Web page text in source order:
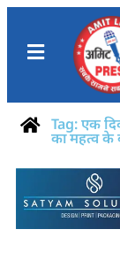
Tag: एक
का महत्व के